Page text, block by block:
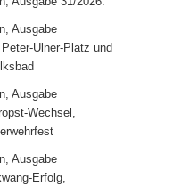
Ausgabe
Ulner-Platz und
Ausgabe
Wechsel,
Ausgabe
Erfolg,